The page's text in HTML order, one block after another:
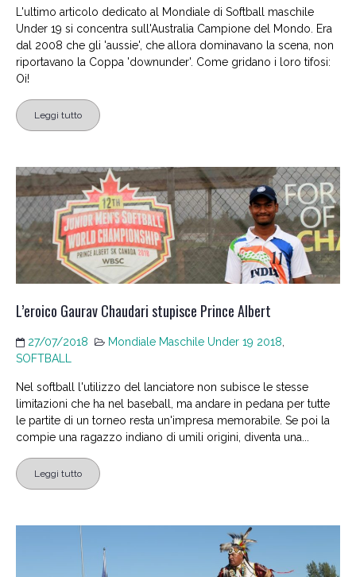
L'ultimo articolo dedicato al Mondiale di Softball maschile
Under 19 si concentra sull'Australia Campione del Mondo. Era
dal 2008 che gli 'aussie', che allora dominavano la scena, non
riportavano la Coppa 'downunder'. Come gridano i loro tifosi:
Oi!
Leggi tutto
L’eroico Gaurav Chaudari stupisce Prince Albert
27/07/2018 Mondiale Maschile Under 19 2018,
SOFTBALL
Nel softball l'utilizzo del lanciatore non subisce le stesse
limitazioni che ha nel baseball, ma andare in pedana per tutte
le partite di un torneo resta un'impresa memorabile. Se poi la
compie una ragazzo indiano di umili origini, diventa una...
Leggi tutto